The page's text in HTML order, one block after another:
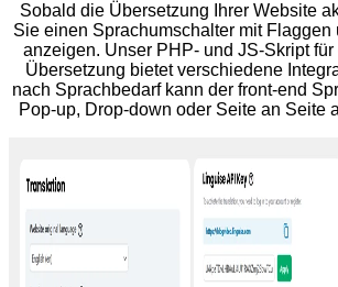
Sobald die Übersetzung Ihrer Website
Sie einen Sprachumschalter mit Flaggen
anzeigen. Unser PHP- und JS-Skript
Übersetzung bietet verschiedene
nach Sprachbedarf kann der front-end
Pop-up, Drop-down oder Seite an Seite